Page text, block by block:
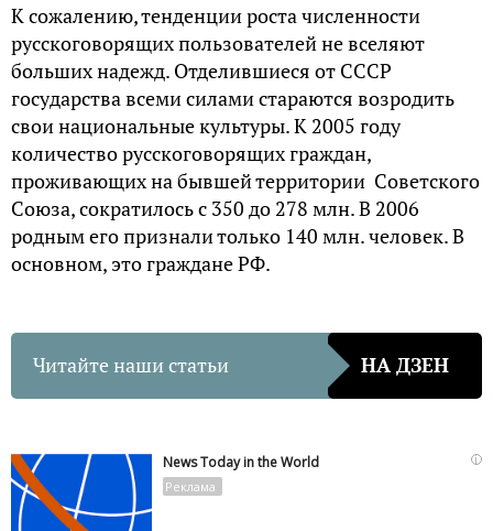
К сожалению, тенденции роста численности
русскоговорящих пользователей не вселяют
больших надежд. Отделившиеся от СССР
государства всеми силами стараются возродить
свои национальные культуры. К 2005 году
количество русскоговорящих граждан,
проживающих на бывшей территории Советского
Союза, сократилось с 350 до 278 млн. В 2006
родным его признали только 140 млн. человек. В
основном, это граждане РФ.
Читайте наши статьи НА ДЗЕН
i
News Today in the World